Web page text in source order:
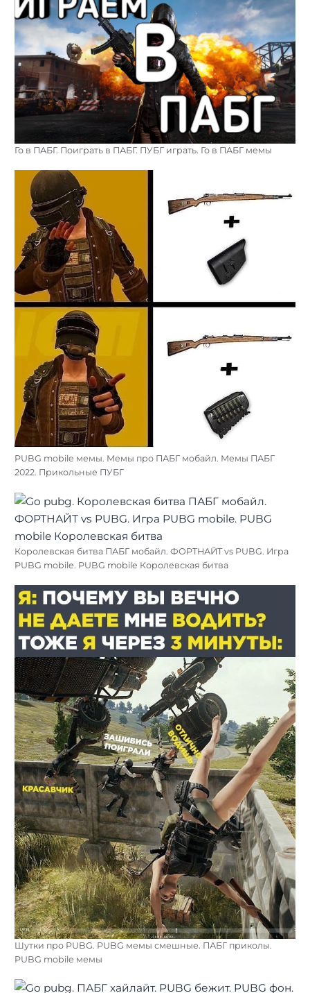
Го в ПАБГ. Поиграть в ПАБГ. ПУБГ играть. Го в ПАБГ мемы
PUBG mobile мемы. Мемы про ПАБГ мобайл. Мемы ПАБГ
2022. Прикольные ПУБГ
Королевская битва ПАБГ мобайл. ФОРТНАЙТ vs PUBG. Игра
PUBG mobile. PUBG mobile Королевская битва
Шутки про PUBG. PUBG мемы смешные. ПАБГ приколы.
PUBG mobile мемы